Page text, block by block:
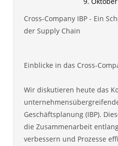
Cross-Company IBP - Ein
der Supply Chain
Einblicke in das Cross-
Wir diskutieren heute das
Geschäftsplanung (IBP).
die Zusammenarbeit
verbessern und Prozesse